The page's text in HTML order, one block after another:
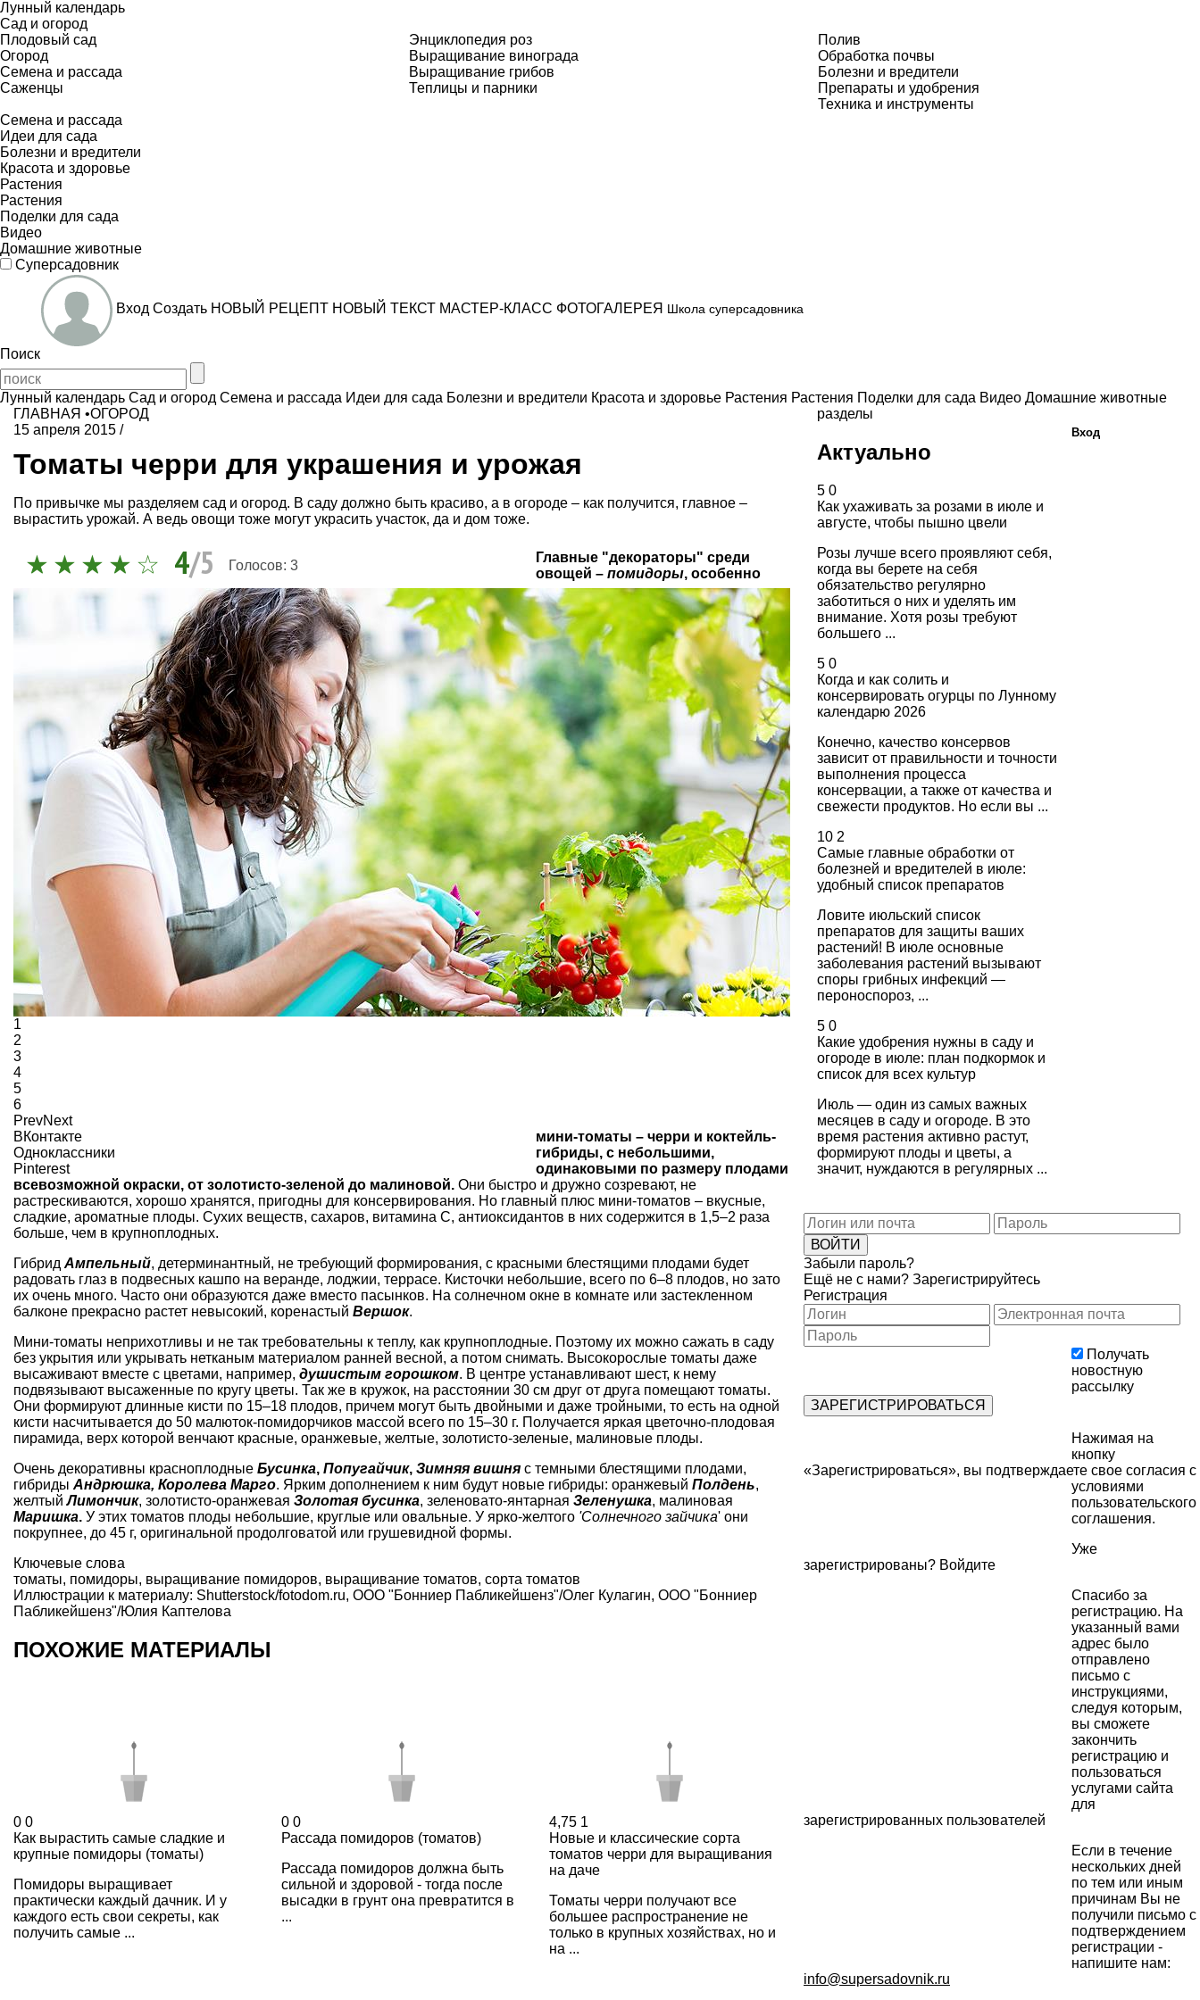
Лунный календарь
Сад и огород
Плодовый сад
Огород
Семена и рассада
Саженцы
Энциклопедия роз
Выращивание винограда
Выращивание грибов
Теплицы и парники
Полив
Обработка почвы
Болезни и вредители
Препараты и удобрения
Техника и инструменты
Семена и рассада
Идеи для сада
Болезни и вредители
Красота и здоровье
Растения
Растения
Поделки для сада
Видео
Домашние животные
Суперсадовник
Вход Создать НОВЫЙ РЕЦЕПТ НОВЫЙ ТЕКСТ МАСТЕР-КЛАСС ФОТОГАЛЕРЕЯ Школа суперсадовника
Поиск
Лунный календарь Сад и огород Семена и рассада Идеи для сада Болезни и вредители Красота и здоровье Растения Растения Поделки для сада Видео Домашние животные
ГЛАВНАЯ •ОГОРОД
15 апреля 2015 /
Томаты черри для украшения и урожая
По привычке мы разделяем сад и огород. В саду должно быть красиво, а в огороде – как получится, главное –
вырастить урожай. А ведь овощи тоже могут украсить участок, да и дом тоже.
4/5 Голосов: 3
1
2
3
4
5
6
PrevNext
ВКонтакте
Одноклассники
Pinterest
Главные "декораторы" среди
овощей – помидоры, особенно
мини-томаты – черри и коктейль-
гибриды, с небольшими,
одинаковыми по размеру плодами
всевозможной окраски, от золотисто-зеленой до малиновой. Они быстро и дружно созревают, не
растрескиваются, хорошо хранятся, пригодны для консервирования. Но главный плюс мини-томатов – вкусные,
сладкие, ароматные плоды. Сухих веществ, сахаров, витамина С, антиоксидантов в них содержится в 1,5–2 раза
больше, чем в крупноплодных.
Гибрид Ампельный, детерминантный, не требующий формирования, с красными блестящими плодами будет
радовать глаз в подвесных кашпо на веранде, лоджии, террасе. Кисточки небольшие, всего по 6–8 плодов, но зато
их очень много. Часто они образуются даже вместо пасынков. На солнечном окне в комнате или застекленном
балконе прекрасно растет невысокий, коренастый Вершок.
Мини-томаты неприхотливы и не так требовательны к теплу, как крупноплодные. Поэтому их можно сажать в саду
без укрытия или укрывать нетканым материалом ранней весной, а потом снимать. Высокорослые томаты даже
высаживают вместе с цветами, например, душистым горошком. В центре устанавливают шест, к нему
подвязывают высаженные по кругу цветы. Так же в кружок, на расстоянии 30 см друг от друга помещают томаты.
Они формируют длинные кисти по 15–18 плодов, причем могут быть двойными и даже тройными, то есть на одной
кисти насчитывается до 50 малюток-помидорчиков массой всего по 15–30 г. Получается яркая цветочно-плодовая
пирамида, верх которой венчают красные, оранжевые, желтые, золотисто-зеленые, малиновые плоды.
Очень декоративны красноплодные Бусинка, Попугайчик, Зимняя вишня с темными блестящими плодами,
гибриды Андрюшка, Королева Марго. Ярким дополнением к ним будут новые гибриды: оранжевый Полдень,
желтый Лимончик, золотисто-оранжевая Золотая бусинка, зеленовато-янтарная Зеленушка, малиновая
Маришка. У этих томатов плоды небольшие, круглые или овальные. У ярко-желтого 'Солнечного зайчика' они
покрупнее, до 45 г, оригинальной продолговатой или грушевидной формы.
Ключевые слова
томаты, помидоры, выращивание помидоров, выращивание томатов, сорта томатов
Иллюстрации к материалу: Shutterstock/fotodom.ru, ООО "Бонниер Пабликейшенз"/Олег Кулагин, ООО "Бонниер
Пабликейшенз"/Юлия Каптелова
ПОХОЖИЕ МАТЕРИАЛЫ
0 0
Как вырастить самые сладкие и
крупные помидоры (томаты)
Помидоры выращивает
практически каждый дачник. И у
каждого есть свои секреты, как
получить самые ...
0 0
Рассада помидоров (томатов)
Рассада помидоров должна быть
сильной и здоровой - тогда после
высадки в грунт она превратится в
...
4,75 1
Новые и классические сорта
томатов черри для выращивания
на даче
Томаты черри получают все
большее распространение не
только в крупных хозяйствах, но и
на ...
разделы
Актуально
5 0
Как ухаживать за розами в июле и
августе, чтобы пышно цвели
Розы лучше всего проявляют себя,
когда вы берете на себя
обязательство регулярно
заботиться о них и уделять им
внимание. Хотя розы требуют
большего ...
5 0
Когда и как солить и
консервировать огурцы по Лунному
календарю 2026
Конечно, качество консервов
зависит от правильности и точности
выполнения процесса
консервации, а также от качества и
свежести продуктов. Но если вы ...
10 2
Самые главные обработки от
болезней и вредителей в июле:
удобный список препаратов
Ловите июльский список
препаратов для защиты ваших
растений! В июле основные
заболевания растений вызывают
споры грибных инфекций —
пероноспороз, ...
5 0
Какие удобрения нужны в саду и
огороде в июле: план подкормок и
список для всех культур
Июль — один из самых важных
месяцев в саду и огороде. В это
время растения активно растут,
формируют плоды и цветы, а
значит, нуждаются в регулярных ...
Вход
Забыли пароль?
Ещё не с нами? Зарегистрируйтесь
Регистрация
Получать
новостную
рассылку
Нажимая на
кнопку
«Зарегистрироваться», вы подтверждаете свое согласия с
условиями
пользовательского
соглашения.
Уже
зарегистрированы? Войдите
Спасибо за
регистрацию. На
указанный вами
адрес было
отправлено
письмо с
инструкциями,
следуя которым,
вы сможете
закончить
регистрацию и
пользоваться
услугами сайта
для
зарегистрированных пользователей
Если в течение
нескольких дней
по тем или иным
причинам Вы не
получили письмо с
подтверждением
регистрации -
напишите нам:
info@supersadovnik.ru